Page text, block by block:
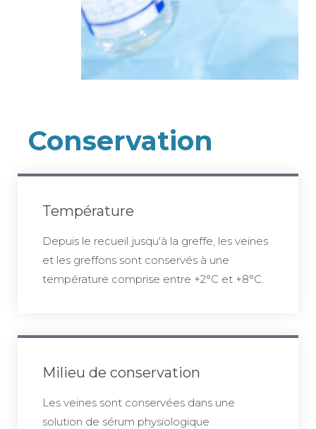
Conservation
Température
Depuis le recueil jusqu'à la greffe, les veines
et les greffons sont conservés à une
température comprise entre +2°C et +8°C.
Milieu de conservation
Les veines sont conservées dans une
solution de sérum physiologique